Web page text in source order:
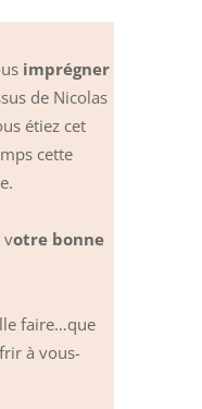
imprégner
de Nicolas
étiez cet
cette
votre bonne
faire…que
à vous-